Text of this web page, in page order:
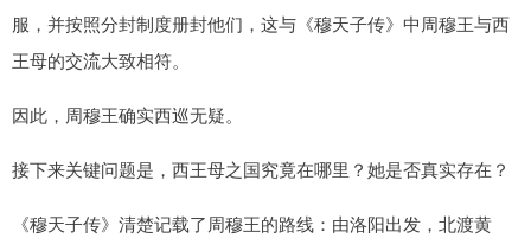
服，并按照分封制度册封他们，这与《穆天子传》中周穆王与西
王母的交流大致相符。
因此，周穆王确实西巡无疑。
接下来关键问题是，西王母之国究竟在哪里？她是否真实存在？
《穆天子传》清楚记载了周穆王的路线：由洛阳出发，北渡黄